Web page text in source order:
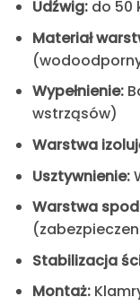
Udźwig: do 50
Materiał
Wypełnienie:
wstrząsów)
Warstwa
Usztywnienie:
Warstwa
Stabilizacja
Montaż: